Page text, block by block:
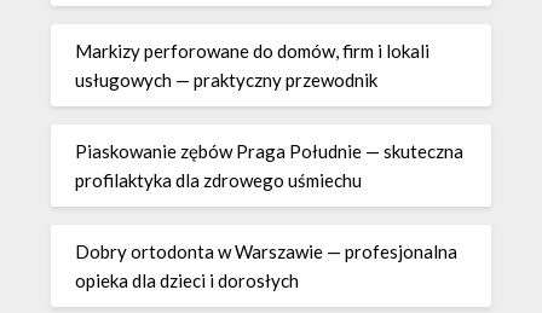
Markizy perforowane do domów, firm i lokali
usługowych — praktyczny przewodnik
Piaskowanie zębów Praga Południe — skuteczna
profilaktyka dla zdrowego uśmiechu
Dobry ortodonta w Warszawie — profesjonalna
opieka dla dzieci i dorosłych